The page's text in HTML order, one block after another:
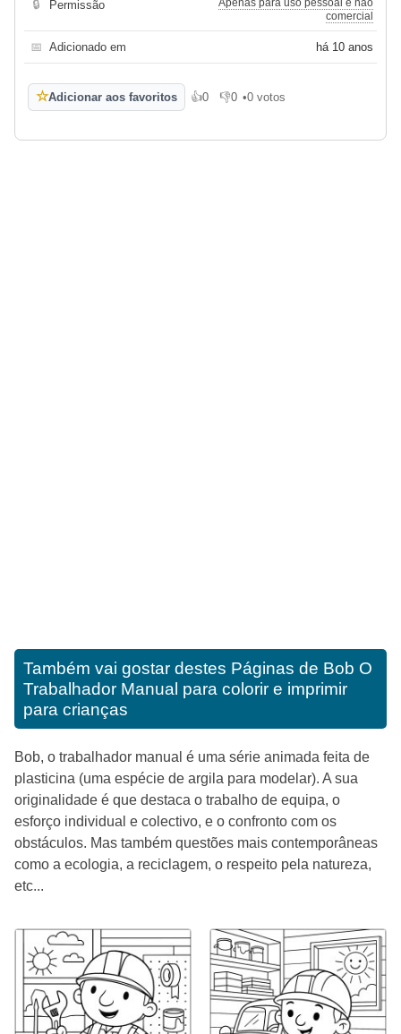
🔒 Permissão
Apenas para uso pessoal e não
comercial
📅 Adicionado em há 10 anos
☆Adicionar aos favoritos 👍0
Gosto 👎0
Não gosto
•0 votos
Também vai gostar destes Páginas de Bob O
Trabalhador Manual para colorir e imprimir
para crianças
Bob, o trabalhador manual é uma série animada feita de
plasticina (uma espécie de argila para modelar). A sua
originalidade é que destaca o trabalho de equipa, o
esforço individual e colectivo, e o confronto com os
obstáculos. Mas também questões mais contemporâneas
como a ecologia, a reciclagem, o respeito pela natureza,
etc...